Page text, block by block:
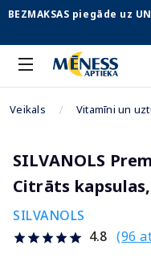
BEZMAKSAS piegāde uz
Veikals Vitamīni un
SILVANOLS
Citrāts kapsulas,
SILVANOLS
4.8 (96